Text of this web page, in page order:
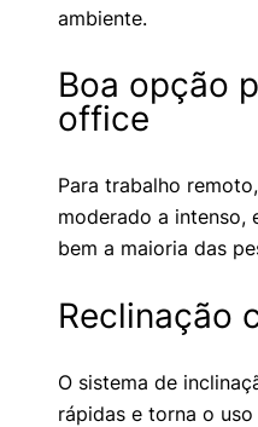
ambiente.
Boa opção
office
Para trabalho
moderado a intenso,
bem a maioria das
Reclinação
O sistema de
rápidas e torna o